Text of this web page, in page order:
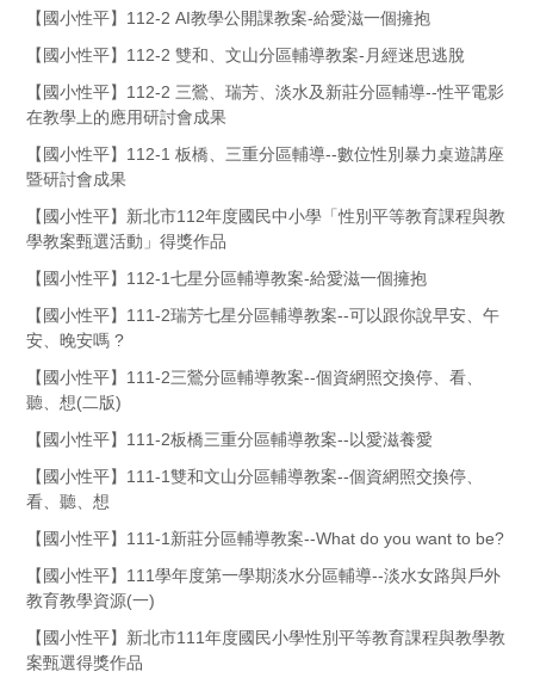
【國小性平】112-2 AI教學公開課教案-給愛滋一個擁抱
【國小性平】112-2 雙和、文山分區輔導教案-月經迷思逃脫
【國小性平】112-2 三鶯、瑞芳、淡水及新莊分區輔導--性平電影
在教學上的應用研討會成果
【國小性平】112-1 板橋、三重分區輔導--數位性別暴力桌遊講座
暨研討會成果
【國小性平】新北市112年度國民中小學「性別平等教育課程與教
學教案甄選活動」得獎作品
【國小性平】112-1七星分區輔導教案-給愛滋一個擁抱
【國小性平】111-2瑞芳七星分區輔導教案--可以跟你說早安、午
安、晚安嗎 ?
【國小性平】111-2三鶯分區輔導教案--個資網照交換停、看、
聽、想(二版)
【國小性平】111-2板橋三重分區輔導教案--以愛滋養愛
【國小性平】111-1雙和文山分區輔導教案--個資網照交換停、
看、聽、想
【國小性平】111-1新莊分區輔導教案--What do you want to be?
【國小性平】111學年度第一學期淡水分區輔導--淡水女路與戶外
教育教學資源(一)
【國小性平】新北市111年度國民小學性別平等教育課程與教學教
案甄選得獎作品